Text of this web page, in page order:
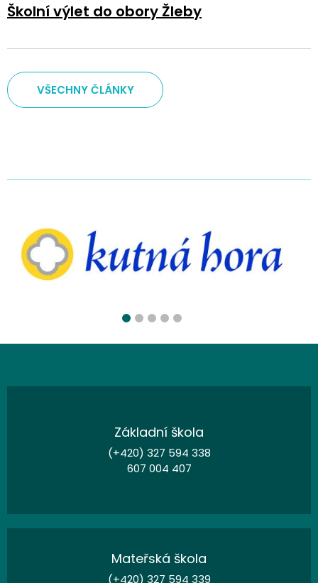
Školní výlet do obory Žleby
VŠECHNY ČLÁNKY
Základní škola
(+420) 327 594 338
607 004 407
Mateřská škola
(+420) 327 594 339